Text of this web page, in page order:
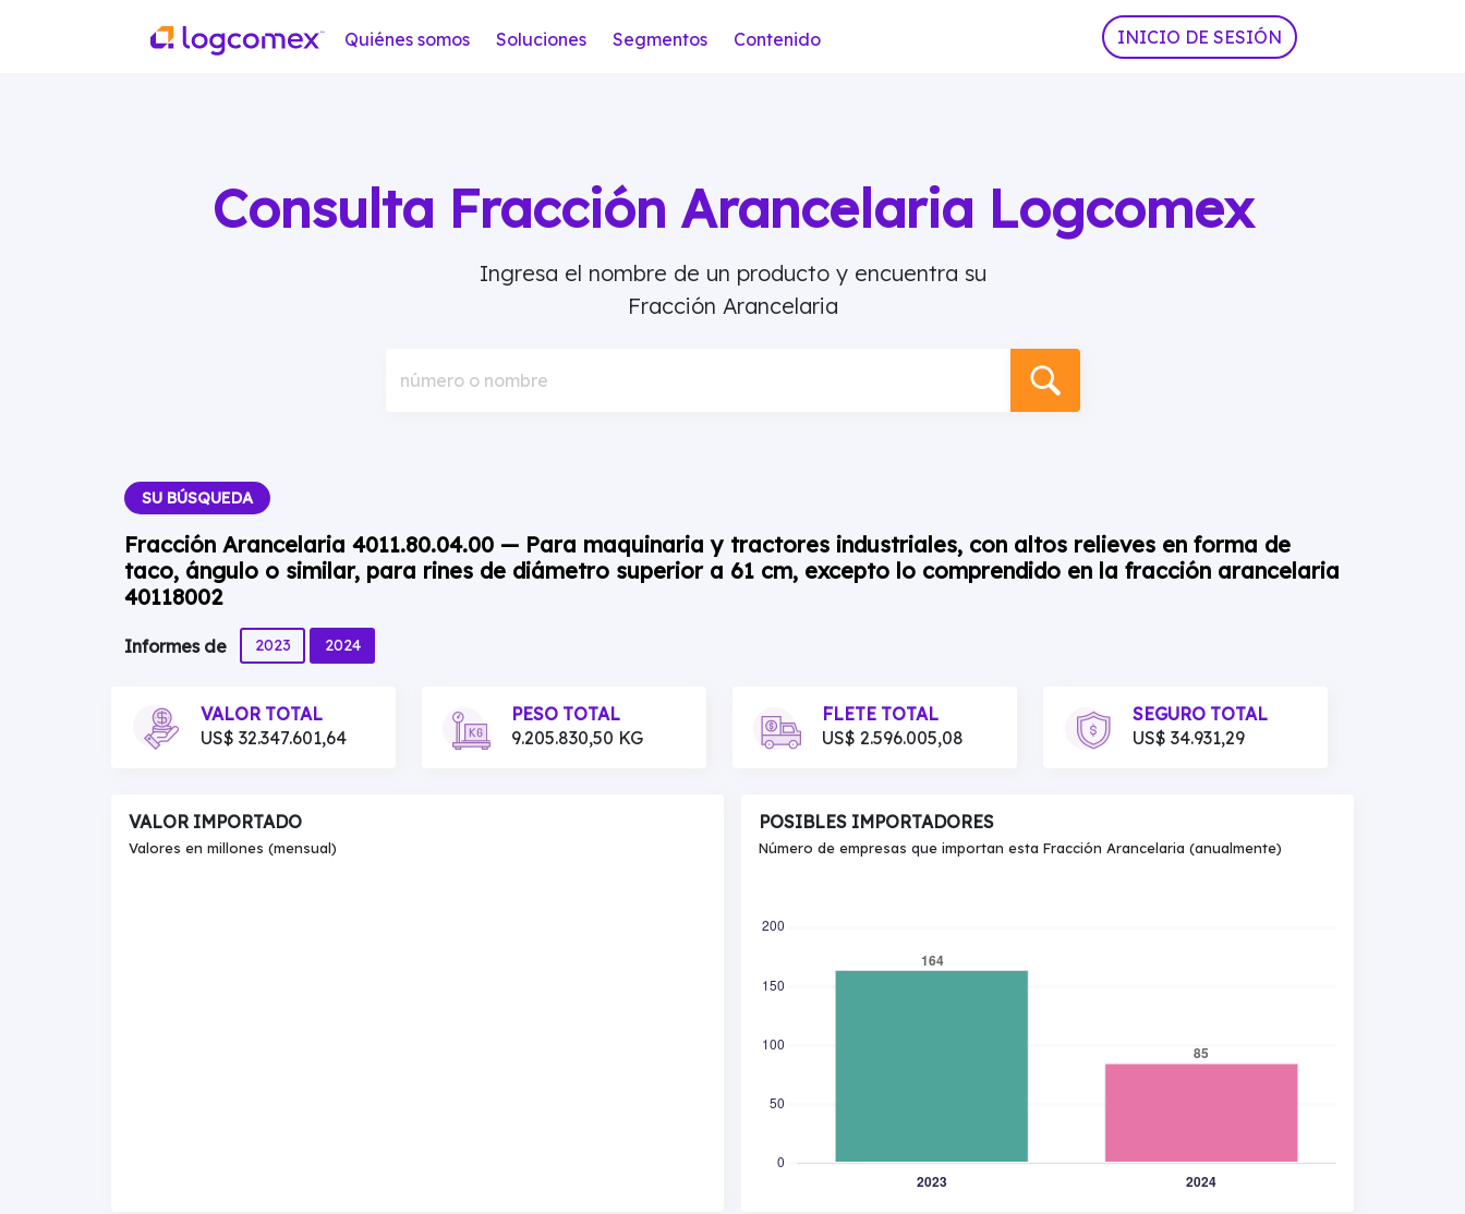
Quiénes somos Soluciones Segmentos Contenido INICIO DE SESIÓN
Consulta Fracción Arancelaria Logcomex
Ingresa el nombre de un producto y encuentra su
Fracción Arancelaria
número o nombre
SU BÚSQUEDA
Fracción Arancelaria 4011.80.04.00 — Para maquinaria y tractores industriales, con altos relieves en forma de
taco, ángulo o similar, para rines de diámetro superior a 61 cm, excepto lo comprendido en la fracción arancelaria
40118002
Informes de 2023 2024
VALOR TOTAL
US$ 32.347.601,64
PESO TOTAL
9.205.830,50 KG
FLETE TOTAL
US$ 2.596.005,08
SEGURO TOTAL
US$ 34.931,29
VALOR IMPORTADO
Valores en millones (mensual)
POSIBLES IMPORTADORES
Número de empresas que importan esta Fracción Arancelaria (anualmente)